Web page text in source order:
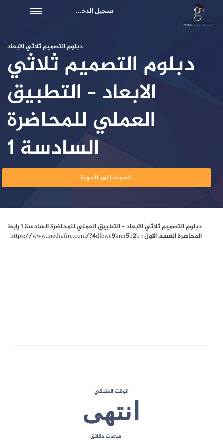
تسجيل الدخول
دبلوم التصميم ثلاثي الابعاد
دبلوم التصميم ثلاثي
الابعاد – التطبيق
العملي للمحاضرة
السادسة 1
العودة إلى الدورة
دبلوم التصميم ثلاثي الابعاد – التطبيق العملي للمحاضرة السادسة 1 رابط
المحاضرة القسم الاول : https://www.mediafire.com/?4dfewd9krei5b2b
انتهى
الوقت المتبقي
ساعاتدقائق